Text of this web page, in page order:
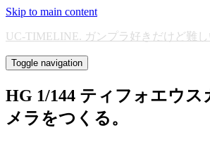
Skip to main content
UC-TIMELINE. ガンプラ好きだけど難し
Toggle navigation
HG 1/144 ティフォエウス
メラをつくる。